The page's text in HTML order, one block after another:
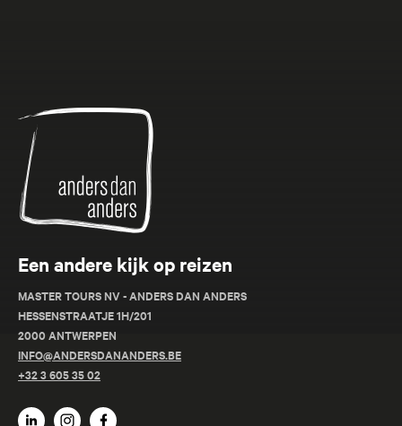
Anders
dan
Anders
Een andere kijk op reizen
MASTER TOURS NV - ANDERS DAN ANDERS
HESSENSTRAATJE 1H/201
2000 ANTWERPEN
INFO@ANDERSDANANDERS.BE
+32 3 605 35 02